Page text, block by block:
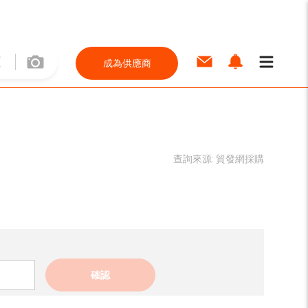
成為供應商
查詢來源: 貿發網採購
確認